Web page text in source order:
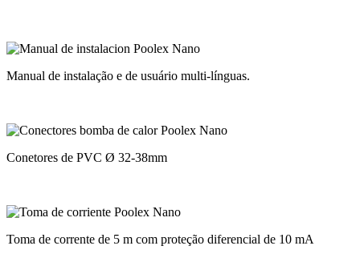
Manual de instalação e de usuário multi-línguas.
Conetores de PVC Ø 32-38mm
Toma de corrente de 5 m com proteção diferencial de 10 mA